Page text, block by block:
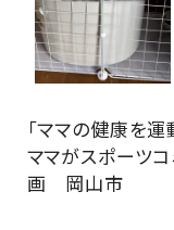
「ママの健康を
ママがスポーツ
画 岡山市